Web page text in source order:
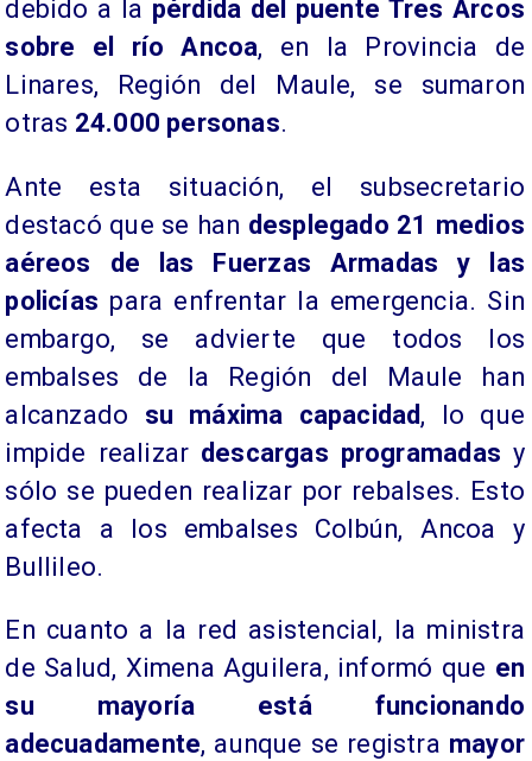
debido a la pérdida del puente Tres Arcos
sobre el río Ancoa, en la Provincia de
Linares, Región del Maule, se sumaron
otras 24.000 personas.
Ante esta situación, el subsecretario
destacó que se han desplegado 21 medios
aéreos de las Fuerzas Armadas y las
policías para enfrentar la emergencia. Sin
embargo, se advierte que todos los
embalses de la Región del Maule han
alcanzado su máxima capacidad , lo que
impide realizar descargas programadas y
sólo se pueden realizar por rebalses. Esto
afecta a los embalses Colbún, Ancoa y
Bullileo.
En cuanto a la red asistencial, la ministra
de Salud, Ximena Aguilera, informó que en
su mayoría está funcionando
adecuadamente, aunque se registra mayor